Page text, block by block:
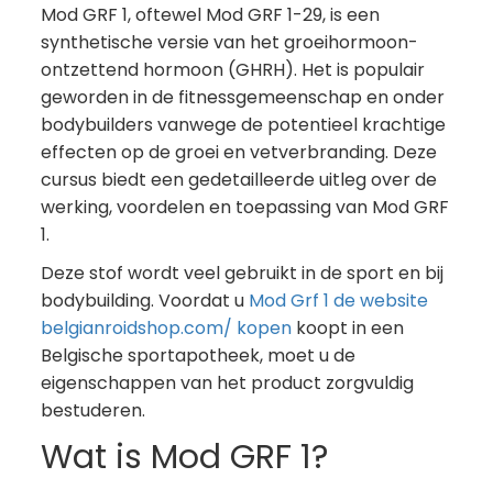
Mod GRF 1, oftewel Mod GRF 1-29, is een
synthetische versie van het groeihormoon-
ontzettend hormoon (GHRH). Het is populair
geworden in de fitnessgemeenschap en onder
bodybuilders vanwege de potentieel krachtige
effecten op de groei en vetverbranding. Deze
cursus biedt een gedetailleerde uitleg over de
werking, voordelen en toepassing van Mod GRF
1.
Deze stof wordt veel gebruikt in de sport en bij
bodybuilding. Voordat u Mod Grf 1 de website
belgianroidshop.com/ kopen koopt in een
Belgische sportapotheek, moet u de
eigenschappen van het product zorgvuldig
bestuderen.
Wat is Mod GRF 1?